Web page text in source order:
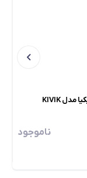
ناموجود